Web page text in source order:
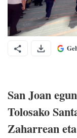
San Joan
Tolosako
Zaharrean